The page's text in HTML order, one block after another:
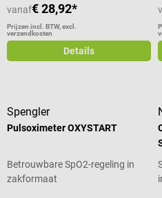
vanaf€ 28,92*
Prijzen incl. BTW, excl.
verzendkosten
Details
Spengler
Pulsoximeter OXYSTART
Betrouwbare SpO2-regeling in
zakformaat